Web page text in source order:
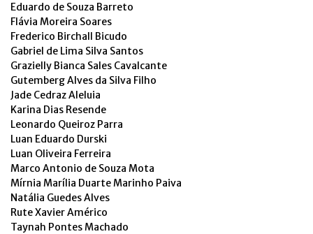
Eduardo de Souza Barreto
Flávia Moreira Soares
Frederico Birchall Bicudo
Gabriel de Lima Silva Santos
Grazielly Bianca Sales Cavalcante
Gutemberg Alves da Silva Filho
Jade Cedraz Aleluia
Karina Dias Resende
Leonardo Queiroz Parra
Luan Eduardo Durski
Luan Oliveira Ferreira
Marco Antonio de Souza Mota
Mírnia Marília Duarte Marinho Paiva
Natália Guedes Alves
Rute Xavier Américo
Taynah Pontes Machado